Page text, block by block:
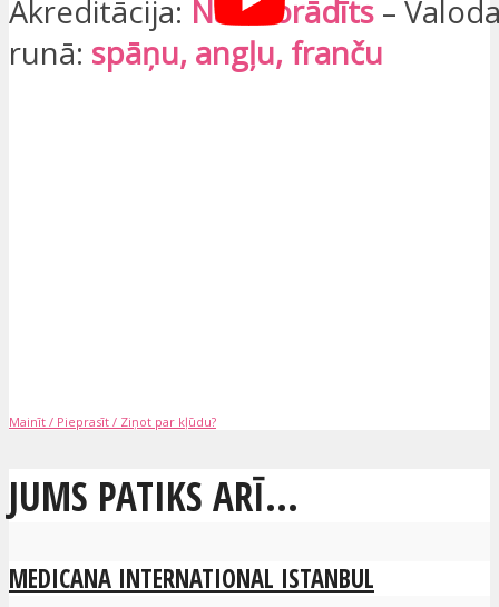
Akreditācija: Nav norādīts –
runā: spāņu, angļu, franču
Mainīt / Pieprasīt / Ziņot par kļūdu?
JUMS PATIKS ARĪ...
MEDICANA INTERNATIONAL ISTANBUL